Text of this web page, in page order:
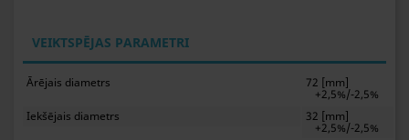
VEIKTSPĒJAS PARAMETRI
Ārējais diametrs 72 [mm]
+2,5%/-2,5%
Iekšējais diametrs
32 [mm]
+2,5%/-2,5%